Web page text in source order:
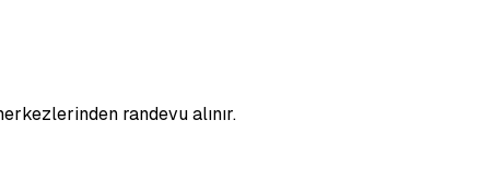
randevu alınır.